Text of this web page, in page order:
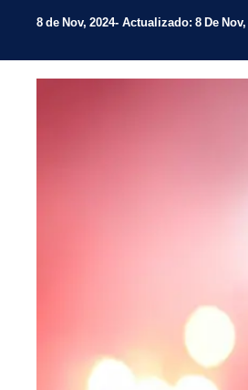
8 de Nov, 2024 Actualizado: 8 De Nov,